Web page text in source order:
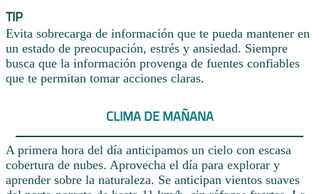
TIP
Evita sobrecarga de información que te pueda mantener en
un estado de preocupación, estrés y ansiedad. Siempre
busca que la información provenga de fuentes confiables
que te permitan tomar acciones claras.
CLIMA DE MAÑANA
A primera hora del día anticipamos un cielo con escasa
cobertura de nubes. Aprovecha el día para explorar y
aprender sobre la naturaleza. Se anticipan vientos suaves